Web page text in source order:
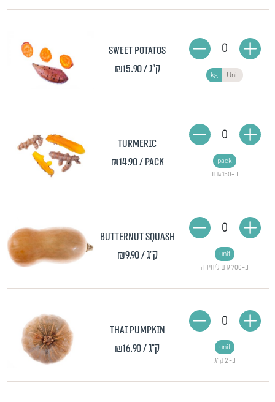
Sweet potatos
₪15.90 / ק"ג kg Unit
0
Turmeric
₪14.90/ pack
כ-150 גרם
pack
0
Butternut squash
₪9.90 / ק"ג
כ-700 גרם ליחידה
unit
0
Thai pumpkin
₪16.90 / ק"ג
כ- 2 ק"ג
unit
0